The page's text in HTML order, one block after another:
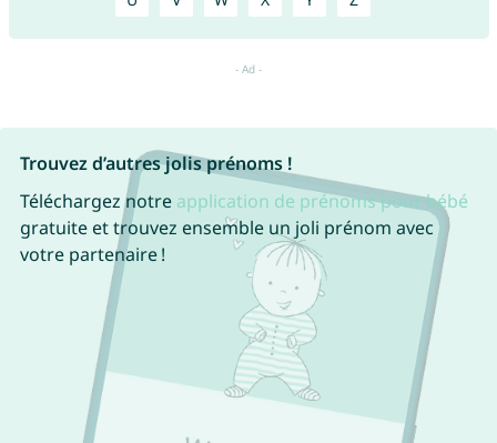
Trouvez d’autres jolis prénoms !
Téléchargez notre application de prénoms pour bébé
gratuite et trouvez ensemble un joli prénom avec
votre partenaire !